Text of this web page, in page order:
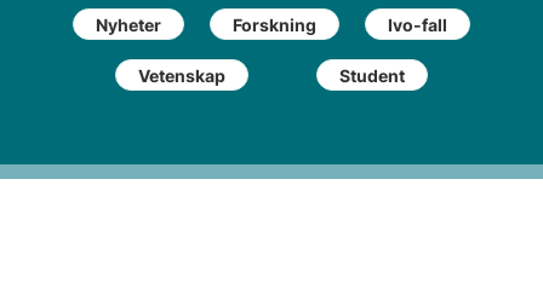
Nyheter Forskning Ivo-fall
Vetenskap Student